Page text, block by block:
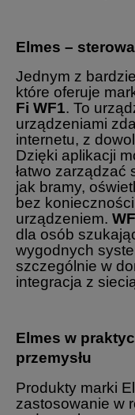
Elmes –
Jednym z
które oferuje
Fi WF1. To
urządzeniami
internetu, z
Dzięki aplikacji
łatwo zarządzać
jak bramy,
bez
urządzeniem.
dla osób
wygodnych
szczególnie w
integracja z
Elmes w
przemysłu
Produkty marki
zastosowanie w